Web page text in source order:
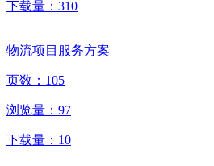
下载量： 310
物流项目服务方案
页数： 105
浏览量： 97
下载量： 10